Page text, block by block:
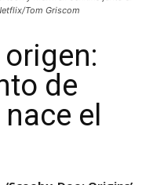
Tom Griscom
de
el